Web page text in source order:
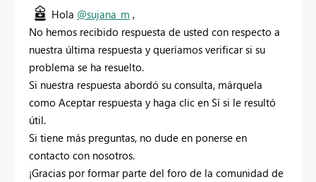
Hola @sujana_m ,
No hemos recibido respuesta de usted con respecto a
nuestra última respuesta y queríamos verificar si su
problema se ha resuelto.
Si nuestra respuesta abordó su consulta, márquela
como Aceptar respuesta y haga clic en Sí si le resultó
útil.
Si tiene más preguntas, no dude en ponerse en
contacto con nosotros.
¡Gracias por formar parte del foro de la comunidad de